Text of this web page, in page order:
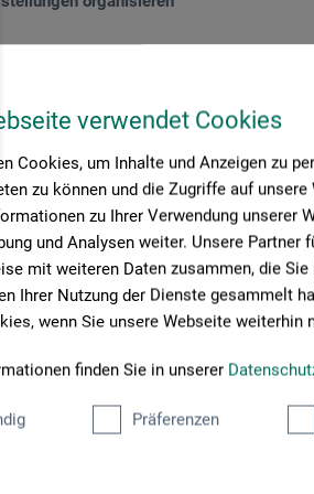
verwendet Cookies
Cookies, um Inhalte und Anzeigen zu
zu können und die Zugriffe auf
zu Ihrer Verwendung unserer
und Analysen weiter. Unsere Partner
mit weiteren Daten zusammen, die
Ihrer Nutzung der Dienste gesammelt
wenn Sie unsere Webseite weiterhin
finden Sie in unserer
Präferenzen
im Onlineshop Das